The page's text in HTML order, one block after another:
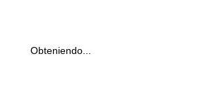
Obteniendo...